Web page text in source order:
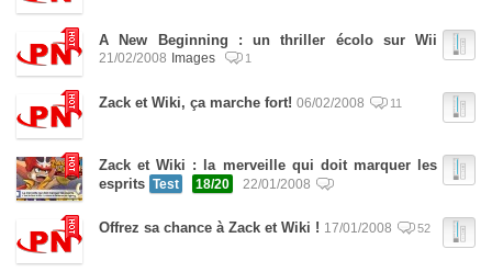
A New Beginning : un thriller écolo sur Wii
21/02/2008 Images 1
Zack et Wiki, ça marche fort! 06/02/2008 11
Zack et Wiki : la merveille qui doit marquer les
esprits Test 18/20 22/01/2008
Offrez sa chance à Zack et Wiki ! 17/01/2008 52